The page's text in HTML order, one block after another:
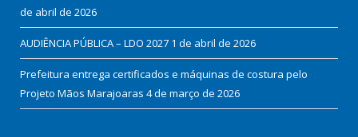
de abril de 2026
AUDIÊNCIA PÚBLICA – LDO 2027 1 de abril de 2026
Prefeitura entrega certificados e máquinas de costura pelo
Projeto Mãos Marajoaras 4 de março de 2026